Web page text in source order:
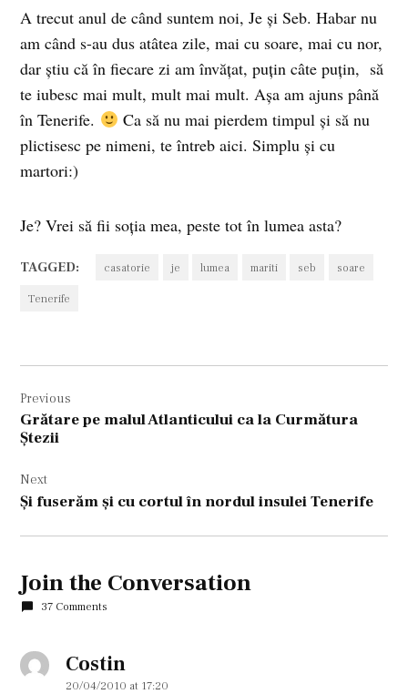
A trecut anul de când suntem noi, Je şi Seb. Habar nu
am când s-au dus atâtea zile, mai cu soare, mai cu nor,
dar ştiu că în fiecare zi am învăţat, puţin câte puţin, să
te iubesc mai mult, mult mai mult. Aşa am ajuns până
în Tenerife.
Ca să nu mai pierdem timpul şi să nu
plictisesc pe nimeni, te întreb aici. Simplu şi cu
martori:)
Je? Vrei să fii soţia mea, peste tot în lumea asta?
TAGGED: casatorie je lumea mariti seb soare
Tenerife
în
articole
Previous
Grătare pe malul Atlanticului ca la Curmătura
Ştezii
Next
Şi fuserăm şi cu cortul în nordul insulei Tenerife
Join the Conversation
37 Comments
Costin
20/04/2010 at 17:20